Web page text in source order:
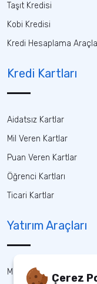
Taşıt Kredisi
Kobi Kredisi
Kredi Hesaplama
Kredi Kartları
Aidatsız Kartlar
Mil Veren Kartlar
Puan Veren Kartlar
Öğrenci Kartları
Ticari Kartlar
Yatırım Araçları
Mevduat Çerez